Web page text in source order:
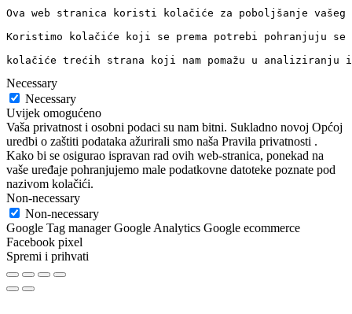
Ova web stranica koristi kolačiće za poboljšanje
Koristimo kolačiće koji se prema potrebi pohranjuju
kolačiće trećih strana koji nam pomažu u
Necessary
Necessary
Uvijek omogućeno
Vaša privatnost i osobni podaci su nam bitni. Sukladno novoj Općoj
uredbi o zaštiti podataka ažurirali smo naša Pravila privatnosti .
Kako bi se osigurao ispravan rad ovih web-stranica, ponekad na
vaše uređaje pohranjujemo male podatkovne datoteke poznate pod
nazivom kolačići.
Non-necessary
Non-necessary
Google Tag manager Google Analytics Google ecommerce
Facebook pixel
Spremi i prihvati